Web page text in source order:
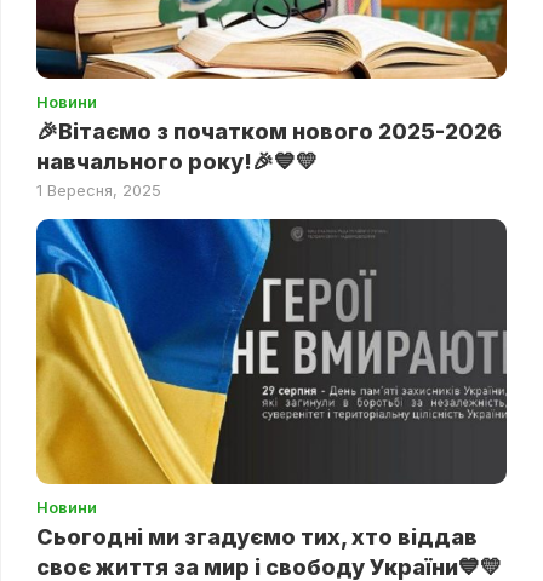
Новини
🎉Вітаємо з початком нового 2025-2026
навчального року!🎉💙💛
1 Вересня, 2025
Новини
Сьогодні ми згадуємо тих, хто віддав
своє життя за мир і свободу України💙💛